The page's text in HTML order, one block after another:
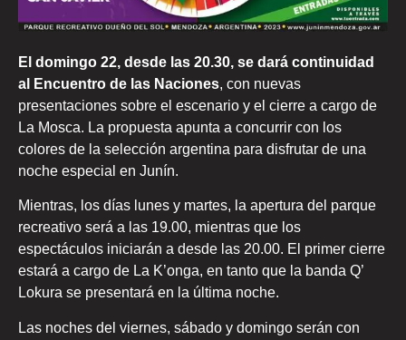
El domingo 22, desde las 20.30, se dará continuidad
al Encuentro de las Naciones, con nuevas
presentaciones sobre el escenario y el cierre a cargo de
La Mosca. La propuesta apunta a concurrir con los
colores de la selección argentina para disfrutar de una
noche especial en Junín.
Mientras, los días lunes y martes, la apertura del parque
recreativo será a las 19.00, mientras que los
espectáculos iniciarán a desde las 20.00. El primer cierre
estará a cargo de La K’onga, en tanto que la banda Q’
Lokura se presentará en la última noche.
Las noches del viernes, sábado y domingo serán con